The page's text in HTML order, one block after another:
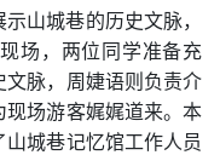
山城巷的历史文脉，
场，两位 同学准备充
文脉，周婕语则 负责介
现场游客娓娓道来。本
山城巷记忆馆工作人员